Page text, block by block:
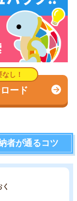
ード
者が通るコツ